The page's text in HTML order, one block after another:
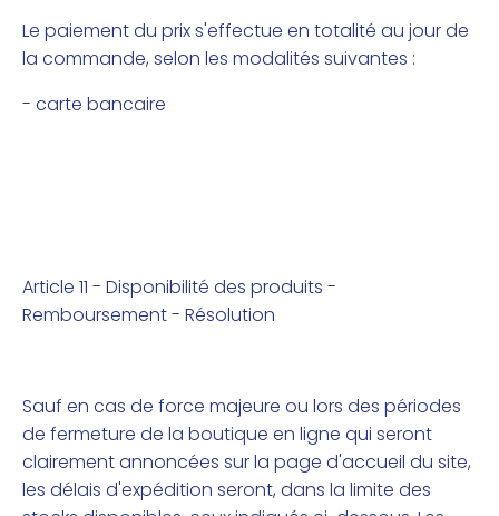
Le paiement du prix s'effectue en totalité au jour de
la commande, selon les modalités suivantes :
- carte bancaire
Article 11 - Disponibilité des produits -
Remboursement - Résolution
Sauf en cas de force majeure ou lors des périodes
de fermeture de la boutique en ligne qui seront
clairement annoncées sur la page d'accueil du site,
les délais d'expédition seront, dans la limite des